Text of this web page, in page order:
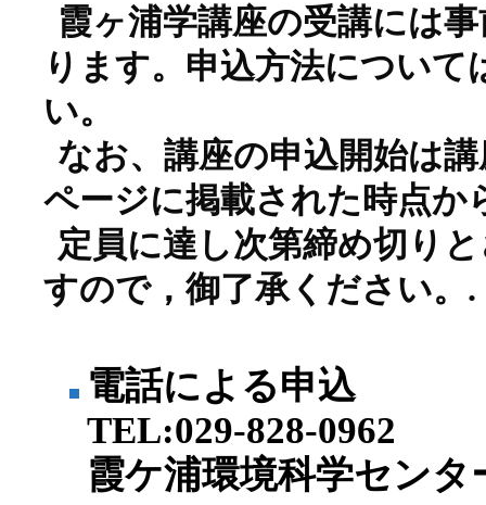
霞ヶ浦学講座の受講には
ります。申込方法について
い。
なお、講座の申込開始は
ページに掲載された時点か
定員に達し次第締め切り
すので，御了承ください。.
電話による申込
TEL:029-828-0962
霞ケ浦環境科学センタ